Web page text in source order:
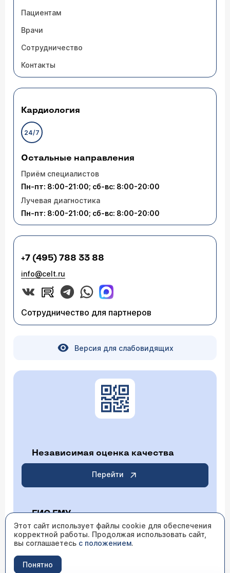
Пациентам
Врачи
Сотрудничество
Контакты
Кардиология
24/7
Остальные направления
Приём специалистов
Пн-пт: 8:00-21:00; сб-вс: 8:00-20:00
Лучевая диагностика
Пн-пт: 8:00-21:00; сб-вс: 8:00-20:00
+7 (495) 788 33 88
info@celt.ru
Сотрудничество для партнеров
Версия для слабовидящих
Независимая оценка качества
Перейти
ГИС ГМУ
Перейти
Этот сайт использует файлы cookie для обеспечения
корректной работы. Продолжая использовать сайт,
вы соглашаетесь с положением.
Понятно